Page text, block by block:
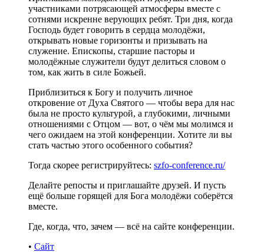
участниками потрясающей атмосферы вместе с
сотнями искренне верующих ребят. Три дня, когда
Господь будет говорить в сердца молодёжи,
открывать новые горизонты и призывать на
служение. Епископы, старшие пасторы и
молодёжные служители будут делиться словом о
том, как жить в силе Божьей.
Приблизиться к Богу и получить личное
откровение от Духа Святого — чтобы вера для нас
была не просто культурой, а глубокими, личными
отношениями с Отцом — вот, о чём мы молимся и
чего ожидаем на этой конференции. Хотите ли вы
стать частью этого особенного события?
Тогда скорее регистрируйтесь: szfo-conference.ru/
Делайте репосты и приглашайте друзей. И пусть
ещё больше горящей для Бога молодёжи соберётся
вместе.
Где, когда, что, зачем — всё на сайте конференции.
• Сайт